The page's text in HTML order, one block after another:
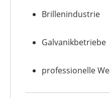
Brillenindustrie
Galvanikbetriebe
professionelle